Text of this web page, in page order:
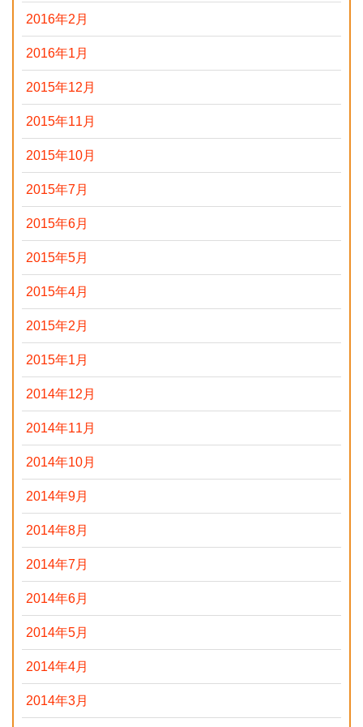
2016年2月
2016年1月
2015年12月
2015年11月
2015年10月
2015年7月
2015年6月
2015年5月
2015年4月
2015年2月
2015年1月
2014年12月
2014年11月
2014年10月
2014年9月
2014年8月
2014年7月
2014年6月
2014年5月
2014年4月
2014年3月